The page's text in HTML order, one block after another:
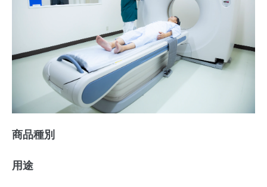
商品種別
用途